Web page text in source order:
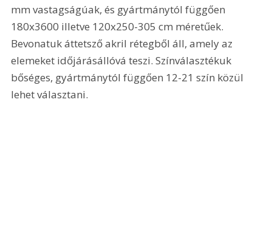
mm vastagságúak, és gyártmánytól függően
180x3600 illetve 120x250-305 cm méretűek.
Bevonatuk áttetsző akril rétegből áll, amely az
elemeket időjárásállóvá teszi. Színválasztékuk
bőséges, gyártmánytól függően 12-21 szín közül
lehet választani.